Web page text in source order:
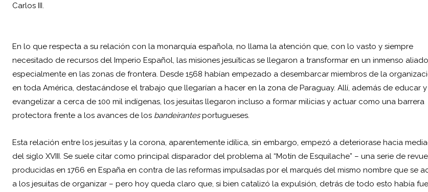
Carlos III.
En lo que respecta a su relación con la monarquía española, no llama la atención que, con lo vasto y siempre
necesitado de recursos del Imperio Español, las misiones jesuíticas se llegaron a transformar en un inmenso aliado,
especialmente en las zonas de frontera. Desde 1568 habían empezado a desembarcar miembros de la
en toda América, destacándose el trabajo que llegarían a hacer en la zona de Paraguay. Allí, además de educar y
evangelizar a cerca de 100 mil indígenas, los jesuitas llegaron incluso a formar milicias y actuar como una barrera
protectora frente a los avances de los bandeirantesportugueses.
Esta relación entre los jesuitas y la corona, aparentemente idílica, sin embargo, empezó a deteriorase hacia
del siglo XVIII. Se suele citar como principal disparador del problema al “Motín de Esquilache” – una serie de
producidas en 1766 en España en contra de las reformas impulsadas por el marqués del mismo nombre que se
a los jesuitas de organizar – pero hoy queda claro que, si bien catalizó la expulsión, detrás de todo esto había